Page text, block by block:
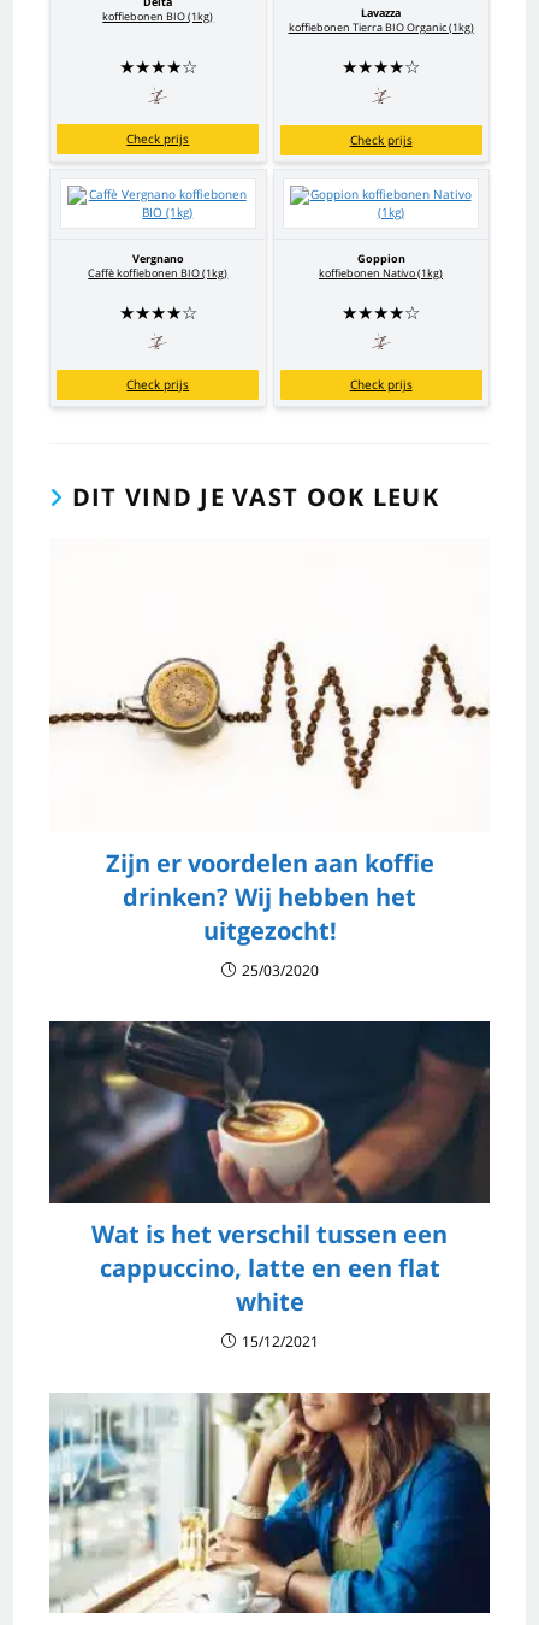
koffiebonen BIO (1kg)
★★★★☆
Check prijs
Lavazza
koffiebonen Tierra BIO Organic (1kg)
★★★★☆
Check prijs
Vergnano
Caffè koffiebonen BIO (1kg)
★★★★☆
Check prijs
Goppion
koffiebonen Nativo (1kg)
★★★★☆
Check prijs
DIT VIND JE VAST OOK LEUK
Zijn er voordelen aan koffie
drinken? Wij hebben het
uitgezocht!
25/03/2020
Wat is het verschil tussen een
cappuccino, latte en een flat
white
15/12/2021